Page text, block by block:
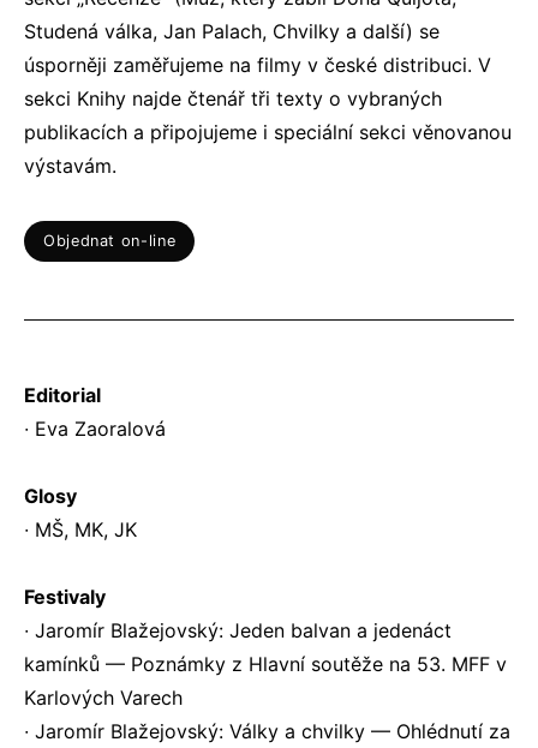
Studená válka, Jan Palach, Chvilky a další) se
úsporněji zaměřujeme na filmy v české distribuci. V
sekci Knihy najde čtenář tři texty o vybraných
publikacích a připojujeme i speciální sekci věnovanou
výstavám.
Objednat on-line
Editorial
∙ Eva Zaoralová
Glosy
∙ MŠ, MK, JK
Festivaly
∙ Jaromír Blažejovský: Jeden balvan a jedenáct
kamínků — Poznámky z Hlavní soutěže na 53. MFF v
Karlových Varech
∙ Jaromír Blažejovský: Války a chvilky — Ohlédnutí za